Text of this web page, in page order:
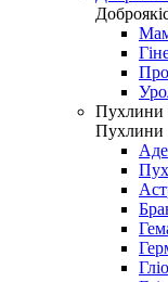
Пухлини
Пухлини